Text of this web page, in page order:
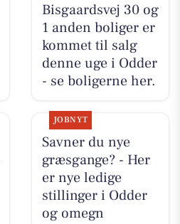
Bisgaardsvej 30 og
1 anden boliger er
kommet til salg
denne uge i Odder
- se boligerne her.
JOBNYT
Savner du nye
græsgange? - Her
er nye ledige
stillinger i Odder
og omegn